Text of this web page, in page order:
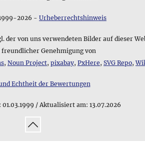
2026 - Urheberrechtshinweis
der von uns verwendeten Bilder auf dieser
Genehmigung von
, Noun Project, pixabay, PxHere, SVG Repo,
Echtheit der Bewertungen
01.03.1999 / Aktualisiert am: 13.07.2026
↑